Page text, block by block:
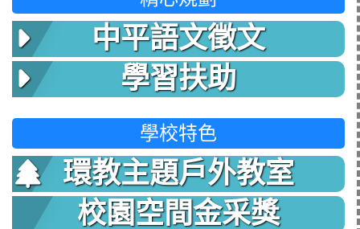
中平語文徵文
學習扶助
學校特色
環教主題戶外教室
校園空間金采獎